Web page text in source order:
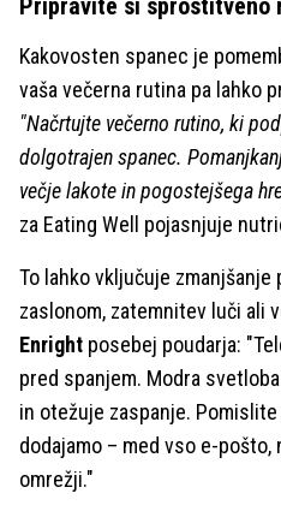
Kakovosten spanec je
vaša večerna rutina pa lahko
"Načrtujte večerno rutino, ki
dolgotrajen spanec.
večje lakote in pogostejšega
za Eating Well pojasnjuje
To lahko vključuje
zaslonom, zatemnitev luči ali
Enright posebej poudarja:
pred spanjem. Modra
in otežuje zaspanje.
dodajamo – med vso e-
omrežji."